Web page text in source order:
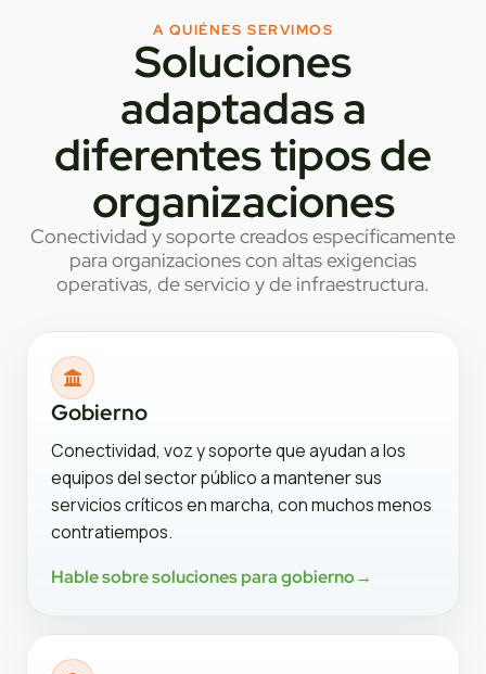
A QUIÉNES SERVIMOS
Soluciones
adaptadas a
diferentes tipos de
organizaciones
Conectividad y soporte creados específicamente
para organizaciones con altas exigencias
operativas, de servicio y de infraestructura.
Gobierno
Conectividad, voz y soporte que ayudan a los
equipos del sector público a mantener sus
servicios críticos en marcha, con muchos menos
contratiempos.
Hable sobre soluciones para gobierno→